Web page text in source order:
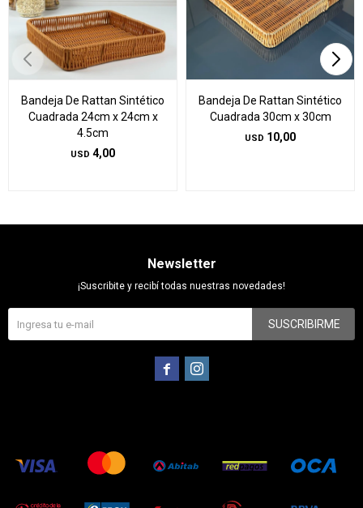
Bandeja De Rattan Sintético
Cuadrada 24cm x 24cm x
4.5cm
USD 4,00
Bandeja De Rattan Sintético
Cuadrada 30cm x 30cm
USD 10,00
Newsletter
¡Suscribite y recibí todas nuestras novedades!
SUSCRIBIRME
 